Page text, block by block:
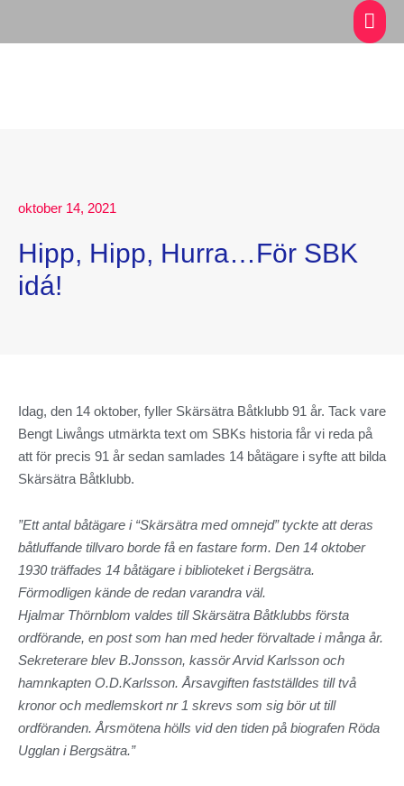
oktober 14, 2021
Hipp, Hipp, Hurra…För SBK
idá!
Idag, den 14 oktober, fyller Skärsätra Båtklubb 91 år. Tack vare
Bengt Liwångs utmärkta text om SBKs historia får vi reda på
att för precis 91 år sedan samlades 14 båtägare i syfte att bilda
Skärsätra Båtklubb.
”Ett antal båtägare i “Skärsätra med omnejd”tyckte att deras
båtluffande tillvaro borde få en fastare form. Den 14 oktober
1930 träffades 14 båtägare i biblioteket i Bergsätra.
Förmodligen kände de redan varandra väl.
Hjalmar Thörnblom valdes till Skärsätra Båtklubbs första
ordförande, en post som han med heder förvaltade i många år.
Sekreterare blev B.Jonsson, kassör Arvid Karlsson och
hamnkapten O.D.Karlsson. Årsavgiften fastställdes till två
kronor och medlemskort nr 1 skrevs som sig bör ut till
ordföranden. Årsmötena hölls vid den tiden på biografen Röda
Ugglan i Bergsätra.”